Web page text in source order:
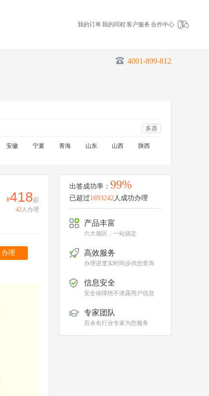
我的订单我的同程 客户服务 合作中心
4001-899-812
多选
安徽 宁夏 青海 山东 山西
陕西
418起
42人办理
办理
出签成功率： 99%
已超过1693242人成功办理
产品丰富
六大领区，一站搞定
高效服务
办理进度实时同步供您查询
信息安全
安全保障绝不泄露用户信息
专家团队
百余名行业专家为您服务